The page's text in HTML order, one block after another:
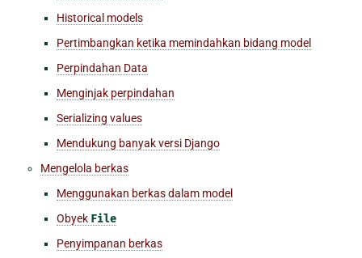
Historical models
Pertimbangkan ketika memindahkan bidang model
Perpindahan Data
Menginjak perpindahan
Serializing values
Mendukung banyak versi Django
Mengelola berkas
Menggunakan berkas dalam model
Obyek File
Penyimpanan berkas